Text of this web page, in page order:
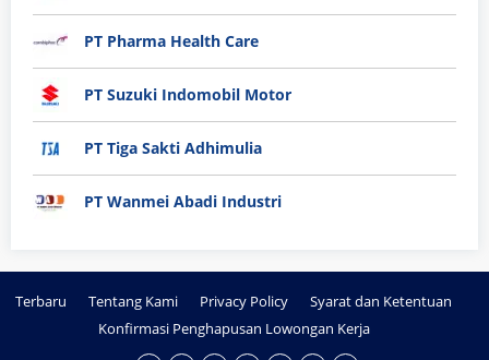
PT Pharma Health Care
PT Suzuki Indomobil Motor
PT Tiga Sakti Adhimulia
PT Wanmei Abadi Industri
Terbaru Tentang Kami Privacy Policy
Syarat dan Ketentuan
Konfirmasi Penghapusan Lowongan Kerja